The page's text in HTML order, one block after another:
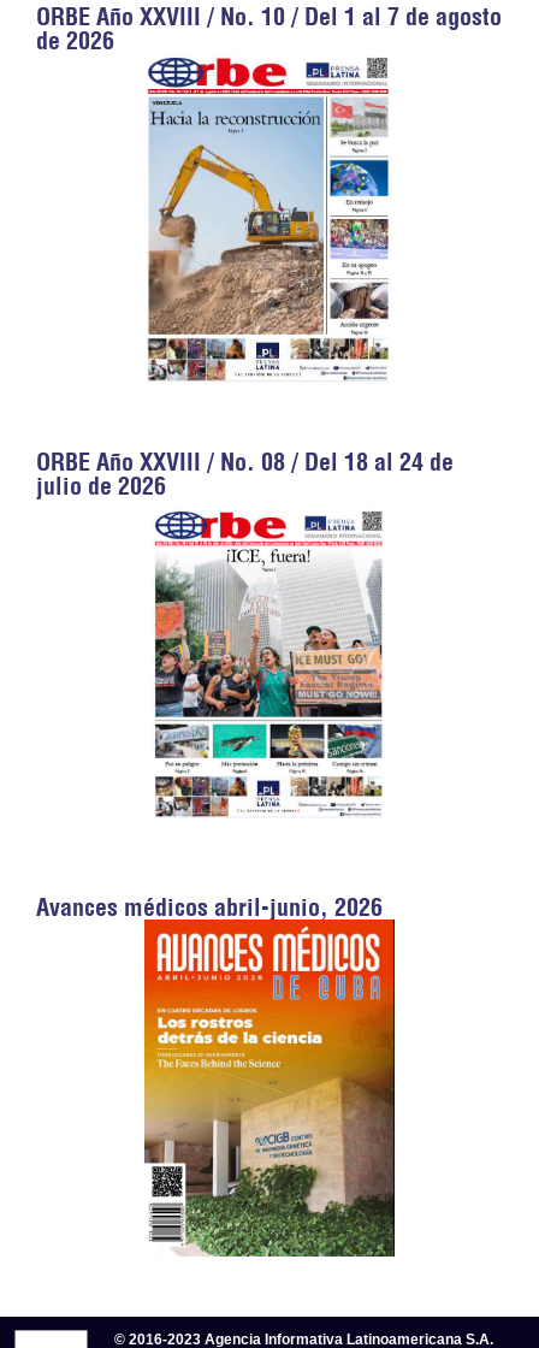
ORBE Año XXVIII / No. 10 / Del 1 al 7 de agosto
de 2026
ORBE Año XXVIII / No. 08 / Del 18 al 24 de
julio de 2026
Avances médicos abril-junio, 2026
© 2016-2023 Agencia Informativa Latinoamericana S.A.